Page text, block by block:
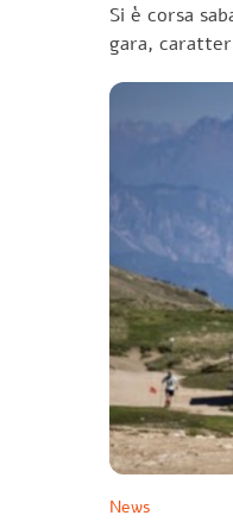
Si è corsa
gara,
News